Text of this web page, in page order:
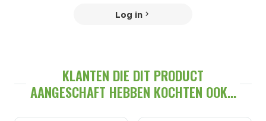
Log in
KLANTEN DIE DIT PRODUCT
AANGESCHAFT HEBBEN KOCHTEN OOK...